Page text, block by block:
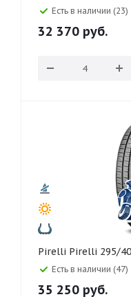
Есть в наличии (23)
32 370 руб.
Pirelli Pirelli
Есть в наличии (47)
35 250 руб.